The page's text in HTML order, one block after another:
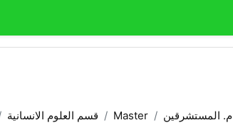
قسم العلوم الانسانية Master م. المستشرقين